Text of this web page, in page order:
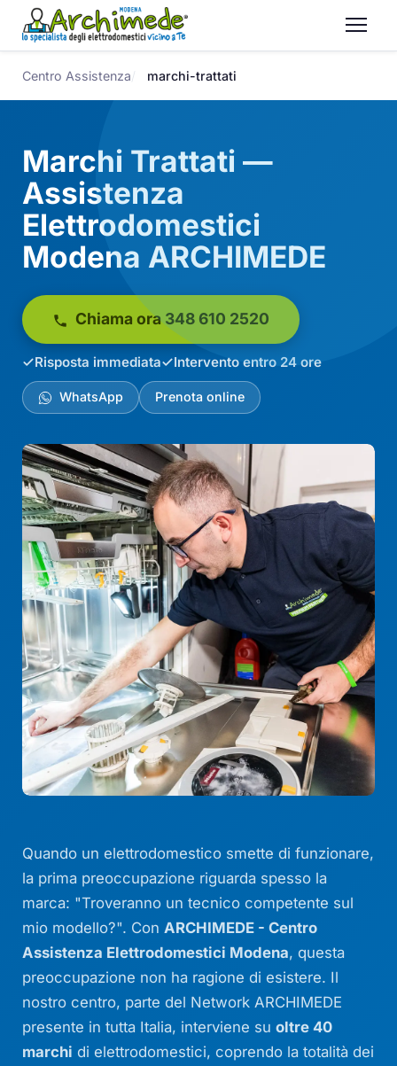
Centro Assistenza marchi-trattati
Marchi Trattati —
Assistenza
Elettrodomestici
Modena ARCHIMEDE
Chiama ora 348 610 2520
Risposta immediata Intervento entro 24 ore
WhatsApp Prenota online
Quando un elettrodomestico smette di funzionare,
la prima preoccupazione riguarda spesso la
marca: "Troveranno un tecnico competente sul
mio modello?". Con ARCHIMEDE - Centro
Assistenza Elettrodomestici Modena, questa
preoccupazione non ha ragione di esistere. Il
nostro centro, parte del Network ARCHIMEDE
presente in tutta Italia, interviene suoltre 40
marchi di elettrodomestici, coprendo la totalità dei